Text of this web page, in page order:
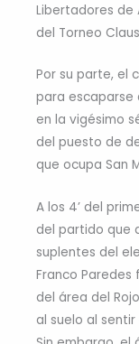
Libertadores de
del Torneo
Por su parte, el
para escaparse
en la vigésimo
del puesto de
que ocupa San
A los 4’ del
del partido que
suplentes del
Franco
del área del
al suelo al